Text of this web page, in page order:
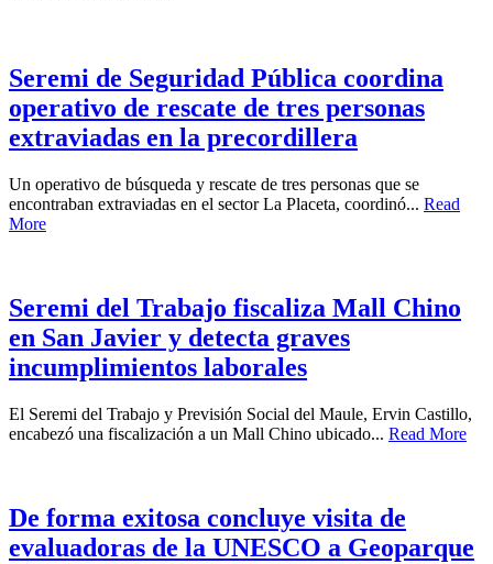
Seremi de Seguridad Pública coordina
operativo de rescate de tres personas
extraviadas en la precordillera
Un operativo de búsqueda y rescate de tres personas que se
encontraban extraviadas en el sector La Placeta, coordinó... Read
More
Seremi del Trabajo fiscaliza Mall Chino
en San Javier y detecta graves
incumplimientos laborales
El Seremi del Trabajo y Previsión Social del Maule, Ervin Castillo,
encabezó una fiscalización a un Mall Chino ubicado... Read More
De forma exitosa concluye visita de
evaluadoras de la UNESCO a Geoparque